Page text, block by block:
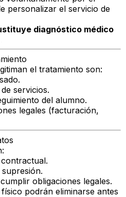
personalizar el servicio de
diagnóstico médico
el tratamiento son:
servicios.
del alumno.
legales (facturación,
obligaciones legales.
podrán eliminarse antes